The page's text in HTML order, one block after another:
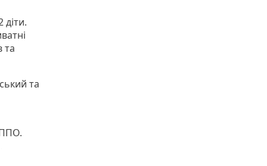
діти.
та
та